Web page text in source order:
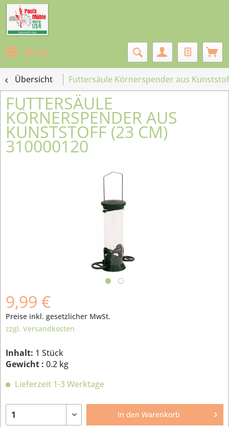
Menü
Übersicht Futtersäule Körnerspender aus
FUTTERSÄULE
KÖRNERSPENDER AUS
KUNSTSTOFF (23 CM)
310000120
9,99 €
Preise inkl. gesetzlicher MwSt.
zzgl. Versandkosten
Inhalt: 1 Stück
Gewicht : 0.2 kg
Lieferzeit 1-3 Werktage
In den Warenkorb